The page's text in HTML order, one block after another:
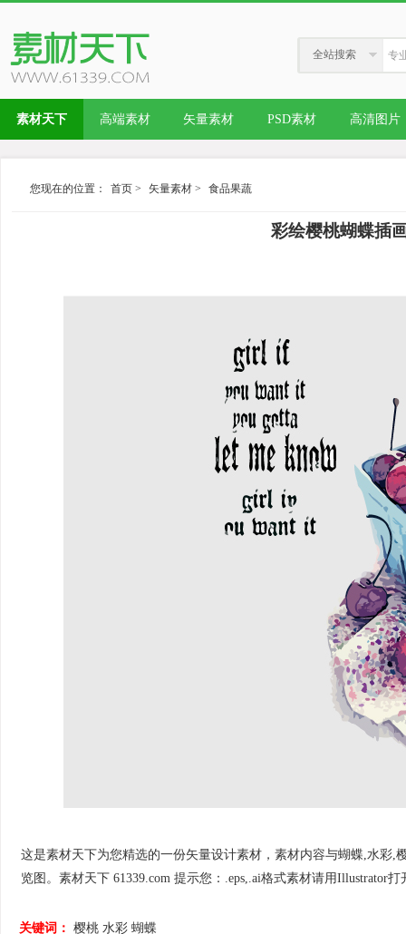
全站搜索
素材天下 高端素材 矢量素材 PSD素材 高清图片
您现在的位置： 首页 > 矢量素材 > 食品果蔬
彩绘樱桃蝴蝶插
这是素材天下为您精选的一份矢量设计素材，素材内容与蝴蝶,水彩,
览图。素材天下 61339.com 提示您：.eps,.ai格式素材请用Illustrator
关键词： 樱桃 水彩 蝴蝶